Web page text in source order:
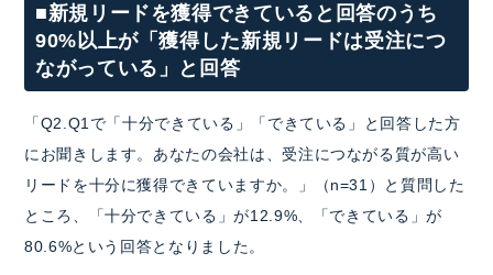
■新規リードを獲得できていると回答のうち
90%以上が「獲得した新規リードは受注につ
ながっている」と回答
「Q2.Q1で「十分できている」「できている」と回答した方
にお聞きします。あなたの会社は、受注につながる質が高い
リードを十分に獲得できていますか。」（n=31）と質問した
ところ、「十分できている」が12.9%、「できている」が
80.6%という回答となりました。